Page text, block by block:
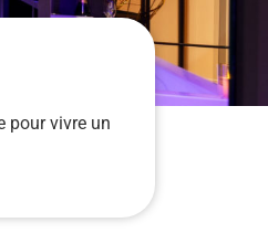
pour vivre un